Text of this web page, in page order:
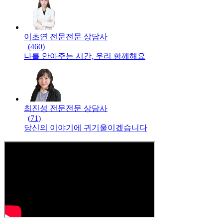
이초연 전문전문 상담사
(460)
나를 안아주는 시간, 우리 함께해요
최진성 전문전문 상담사
(71)
당신의 이야기에 귀기울이겠습니다